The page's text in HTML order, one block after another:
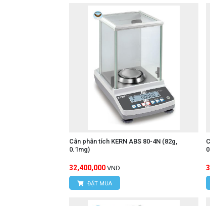
Cân phân tích KERN ABS 80-4N (82g,
0.1mg)
32,400,000 VND
ĐẶT MUA